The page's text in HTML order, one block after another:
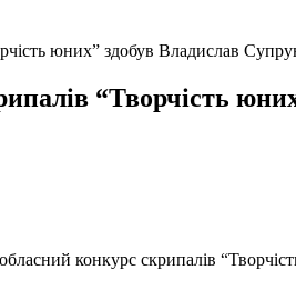
юних” здобув Владислав
“Творчість
конкурс скрипалів